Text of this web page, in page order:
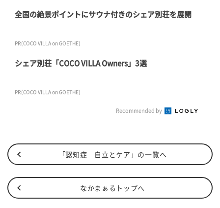
全国の絶景ポイントにサウナ付きのシェア別荘を展開
PR(COCO VILLA on GOETHE)
シェア別荘「COCO VILLA Owners」3選
PR(COCO VILLA on GOETHE)
Recommended by
「認知症 自立とケア」の一覧へ
なかまぁるトップへ